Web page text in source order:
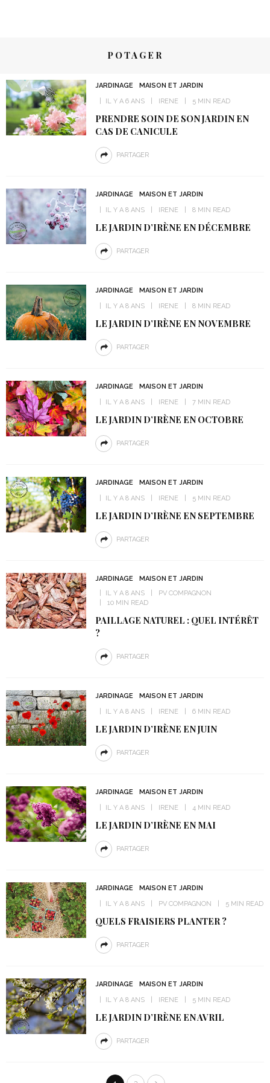
POTAGER
JARDINAGE
MAISON ET JARDIN
IL Y A 6 ANS
IRENE 5 MIN READ
PRENDRE SOIN DE SON JARDIN EN
CAS DE CANICULE
PARTAGER
JARDINAGE
MAISON ET JARDIN
IL Y A 8 ANS
IRENE 8 MIN READ
LE JARDIN D’IRÈNE EN DÉCEMBRE
PARTAGER
JARDINAGE
MAISON ET JARDIN
IL Y A 8 ANS
IRENE 8 MIN READ
LE JARDIN D’IRÈNE EN NOVEMBRE
PARTAGER
JARDINAGE
MAISON ET JARDIN
IL Y A 8 ANS
IRENE 7 MIN READ
LE JARDIN D’IRÈNE EN OCTOBRE
PARTAGER
JARDINAGE
MAISON ET JARDIN
IL Y A 8 ANS
IRENE 5 MIN READ
LE JARDIN D’IRÈNE EN SEPTEMBRE
PARTAGER
JARDINAGE
MAISON ET JARDIN
IL Y A 8 ANS
PV COMPAGNON
10 MIN READ
PAILLAGE NATUREL : QUEL INTÉRÊT
?
PARTAGER
JARDINAGE
MAISON ET JARDIN
IL Y A 8 ANS
IRENE 6 MIN READ
LE JARDIN D’IRÈNE EN JUIN
PARTAGER
JARDINAGE
MAISON ET JARDIN
IL Y A 8 ANS
IRENE 4 MIN READ
LE JARDIN D’IRÈNE EN MAI
PARTAGER
JARDINAGE
MAISON ET JARDIN
IL Y A 8 ANS
PV COMPAGNON 5 MIN READ
QUELS FRAISIERS PLANTER ?
PARTAGER
JARDINAGE
MAISON ET JARDIN
IL Y A 8 ANS
IRENE 5 MIN READ
LE JARDIN D’IRÈNE EN AVRIL
PARTAGER